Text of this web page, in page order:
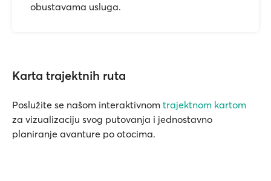
obustavama usluga.
Karta trajektnih ruta
Poslužite se našom interaktivnom trajektnom kartom
za vizualizaciju svog putovanja i jednostavno
planiranje avanture po otocima.